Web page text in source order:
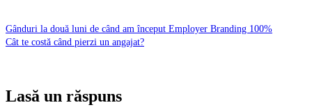
Gânduri la două luni de când am început Employer Branding 100%
Cât te costă când pierzi un angajat?
Lasă un răspuns